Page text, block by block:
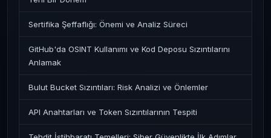
Sertifika Şeffaflığı: Önemi ve Analiz Süreci
GitHub'da OSINT Kullanımı ve Kod Deposu Sızıntılarını
Anlamak
Bulut Bucket Sızıntıları: Risk Analizi ve Önlemler
API Anahtarları ve Token Sızıntılarının Tespiti